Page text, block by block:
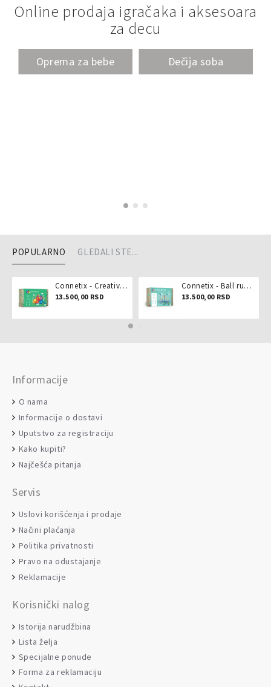
Online prodaja igračaka i aksesoara
za decu
Oprema za bebe Dečija soba
POPULARNO GLEDALI STE...
Connetix - Creative pack 102 dela
13.500,00 RSD
Connetix - Ball run pastel 106 delova
13.500,00 RSD
Informacije
O nama
Informacije o dostavi
Uputstvo za registraciju
Kako kupiti?
Najčešća pitanja
Servis
Uslovi korišćenja i prodaje
Načini plaćanja
Politika privatnosti
Pravo na odustajanje
Reklamacije
Korisnički nalog
Istorija narudžbina
Lista želja
Specijalne ponude
Forma za reklamaciju